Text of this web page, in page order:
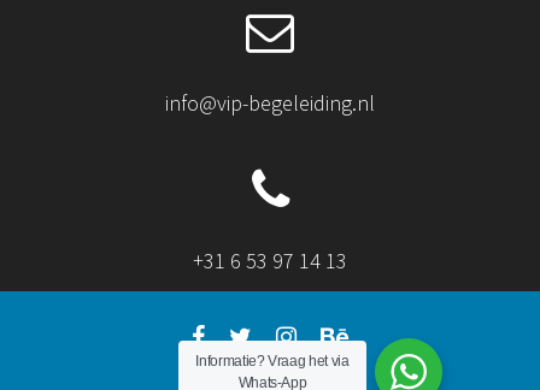
info@vip-begeleiding.nl
+31 6 53 97 14 13
Informatie?Vraag het via
Whats-App